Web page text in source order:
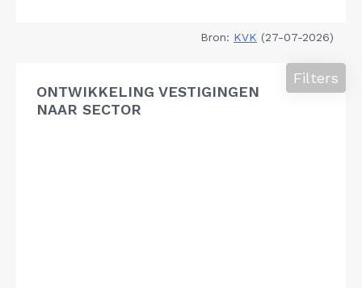
Bron: KVK (27-07-2026)
ONTWIKKELING VESTIGINGEN
NAAR SECTOR
Filters